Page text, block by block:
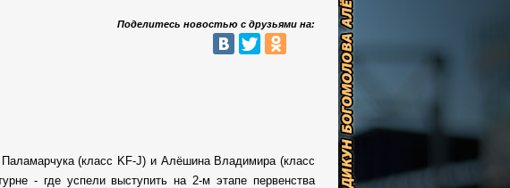
Поделитесь новостью с друзьями на:
(класс KF-J) и Алёшина Владимира (класс
- где успели выступить на 2-м этапе первенства